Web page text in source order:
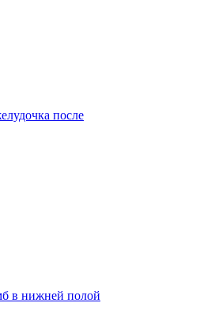
после
в нижней полой